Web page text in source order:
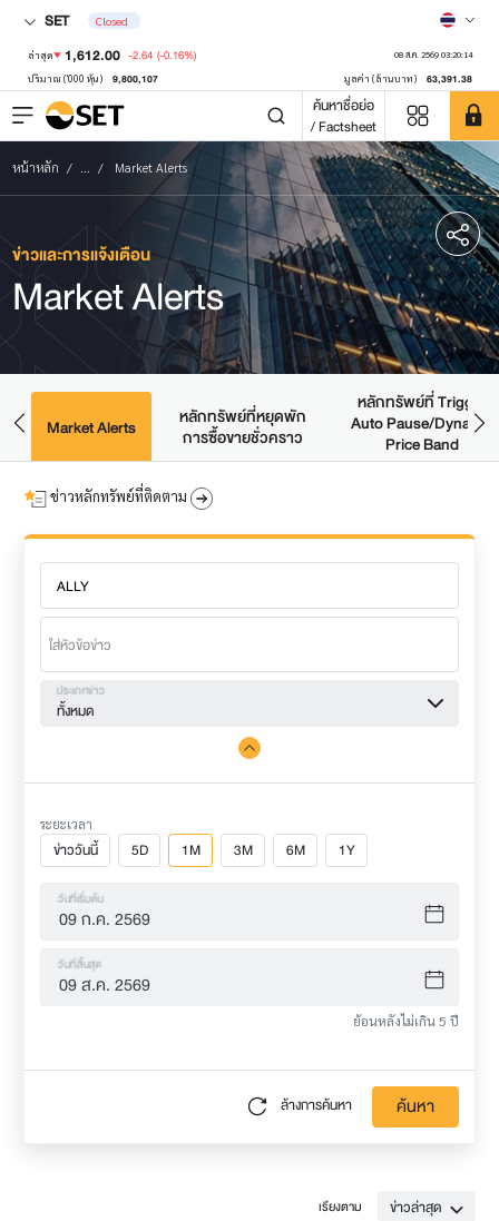
SET Closed
ล่าสุด 1,612.00 -2.64 (-0.16%) 08 ส.ค. 2569 03:20:14
ปริมาณ ('000 หุ้น) 9,800,107 มูลค่า (ล้านบาท) 63,391.38
ค้นหาชื่อย่อ
/ Factsheet
หน้าหลัก ... Market Alerts
ข่าวและการแจ้งเตือน
Market Alerts
Market Alerts
หลักทรัพย์ที่หยุดพัก
การซื้อขายชั่วคราว
หลักทรัพย์ที่ Trigger
Auto Pause/Dynamic
Price Band
ข่าวหลักทรัพย์ที่ติดตาม
ประเภทข่าว
ทั้งหมด
ระยะเวลา
ข่าววันนี้ 5D 1M 3M 6M 1Y
วันที่เริ่มต้น
วันที่สิ้นสุด
ย้อนหลังไม่เกิน 5 ปี
ล้างการค้นหา ค้นหา
เรียงตาม ข่าวล่าสุด